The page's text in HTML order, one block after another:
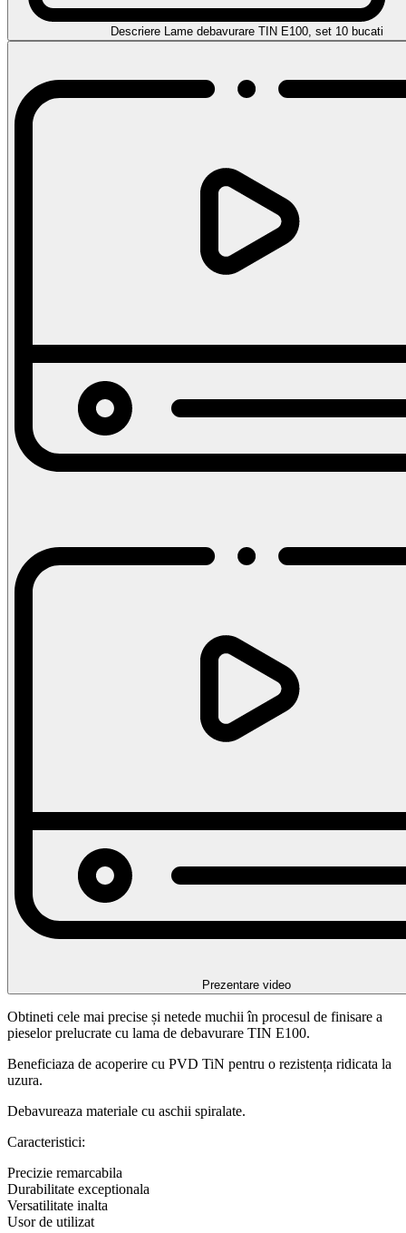
Descriere Lame debavurare TIN E100, set 10 bucati
Prezentare video
Obtineti cele mai precise și netede muchii în procesul de finisare a
pieselor prelucrate cu lama de debavurare TIN E100.
Beneficiaza de acoperire cu PVD TiN pentru o rezistența ridicata la
uzura.
Debavureaza materiale cu aschii spiralate.
Caracteristici:
Precizie remarcabila
Durabilitate exceptionala
Versatilitate inalta
Usor de utilizat